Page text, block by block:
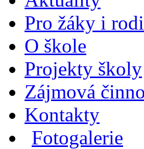
Pro žáky i
O škole
Projekty školy
Zájmová
Kontakty
Fotogalerie